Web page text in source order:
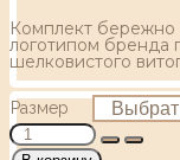
Комплект бережно
логотипом бренда
шелковистого
Размер